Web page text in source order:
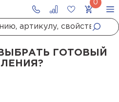
Как правильно выбрать готовый комплект заземления?
ГОТОВЫЙ